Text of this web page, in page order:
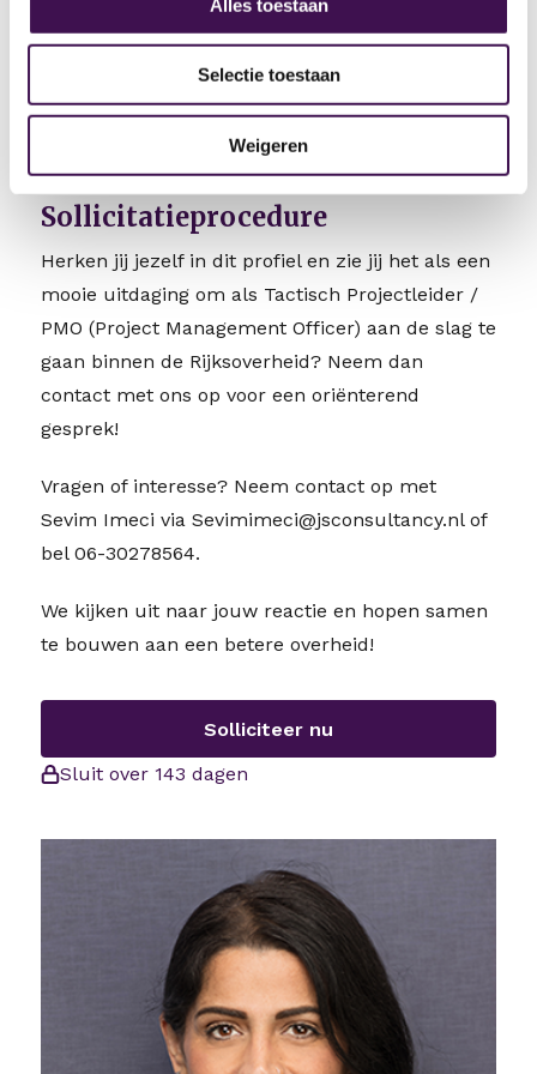
Alles toestaan
Selectie toestaan
Weigeren
Samen met jou maken we het waar.
Sollicitatieprocedure
Herken jij jezelf in dit profiel en zie jij het als een
mooie uitdaging om als Tactisch Projectleider /
PMO (Project Management Officer) aan de slag te
gaan binnen de Rijksoverheid? Neem dan
contact met ons op voor een oriënterend
gesprek!
Vragen of interesse? Neem contact op met
Sevim Imeci via Sevimimeci@jsconsultancy.nl of
bel 06-30278564.
We kijken uit naar jouw reactie en hopen samen
te bouwen aan een betere overheid!
Solliciteer nu
Sluit over 143 dagen